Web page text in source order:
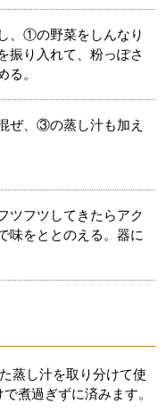
、①の野菜をしんなり
振り入れて、粉っぽさ
る。
、③の蒸し汁も加え
ツフツしてきたらアク
味をととのえる。器に
蒸し汁を取り分けて使
煮過ぎずに済みます。